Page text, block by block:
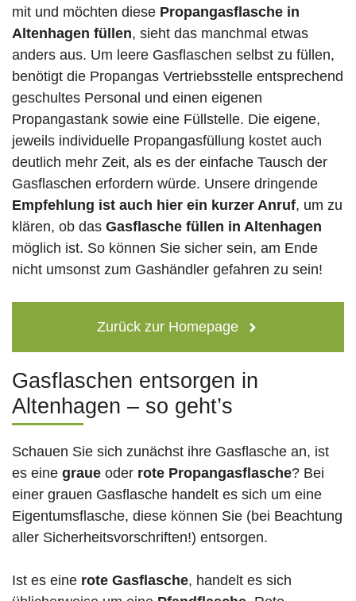
mit und möchten diese Propangasflasche in
Altenhagen füllen, sieht das manchmal etwas
anders aus. Um leere Gasflaschen selbst zu füllen,
benötigt die Propangas Vertriebsstelle entsprechend
geschultes Personal und einen eigenen
Propangastank sowie eine Füllstelle. Die eigene,
jeweils individuelle Propangasfüllung kostet auch
deutlich mehr Zeit, als es der einfache Tausch der
Gasflaschen erfordern würde. Unsere dringende
Empfehlung ist auch hier ein kurzer Anruf, um zu
klären, ob das Gasflasche füllen in Altenhagen
möglich ist. So können Sie sicher sein, am Ende
nicht umsonst zum Gashändler gefahren zu sein!
Zurück zur Homepage
Gasflaschen entsorgen in
Altenhagen – so geht’s
Schauen Sie sich zunächst ihre Gasflasche an, ist
es eine graue oder rote Propangasflasche? Bei
einer grauen Gasflasche handelt es sich um eine
Eigentumsflasche, diese können Sie (bei Beachtung
aller Sicherheitsvorschriften!) entsorgen.
Ist es eine rote Gasflasche, handelt es sich